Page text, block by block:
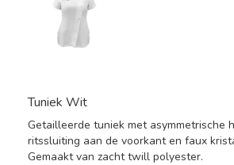
Tuniek Wit
Getailleerde tuniek met asymmetrische
ritssluiting aan de voorkant en faux
Gemaakt van zacht twill polyester.